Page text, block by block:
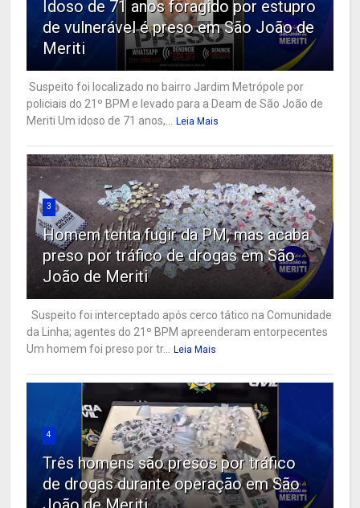
Idoso de 71 anos foragido por estupro
de vulnerável é preso em São João de
Meriti
Suspeito foi localizado no bairro Jardim Metrópole por
policiais do 21º BPM e levado para a Deam de São João de
Meriti Um idoso de 71 anos,... Leia Mais
3
Homem tenta fugir da PM, mas acaba
preso por tráfico de drogas em São
João de Meriti
Suspeito foi interceptado após cerco tático na Comunidade
da Linha; agentes do 21º BPM apreenderam entorpecentes
Um homem foi preso por tr... Leia Mais
4
Três homens são presos por tráfico
de drogas durante operação em São